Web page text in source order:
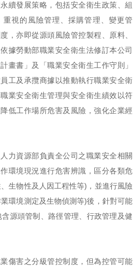
續發展策略，包括安全衛生政策、組
視的風險管理、採購管理、變更管
，亦即從源頭風險管控製程、原料、
據勞動部職業安全衛生法修訂本公司
畫書」及「職業安全衛生工作守則」
工及承攬商據以推動執行職業安全衛
業安全衛生管理與安全衛生績效以符
低工作場所危害及風險，強化企業經
力資源部負責全公司之職業安全相關
環境現況進行危害辨識，區分各類危
生物性及人因工程性等)，並進行風險
環境測定及生物偵測等)後，針對可能
源頭管制、路徑管理、行政管理及健
傷害之分級管控制度，但為控管可能